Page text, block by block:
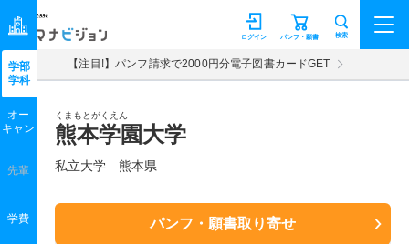
マナビジョン パンフ・願書
ログイン 検索
【注目!】パンフ請求で2000円分電子図書カードGET
くまもとがくえん
熊本学園大学
私立大学 熊本県
パンフ・願書取り寄せ
学部
学科
オー
キャン
先輩
学費